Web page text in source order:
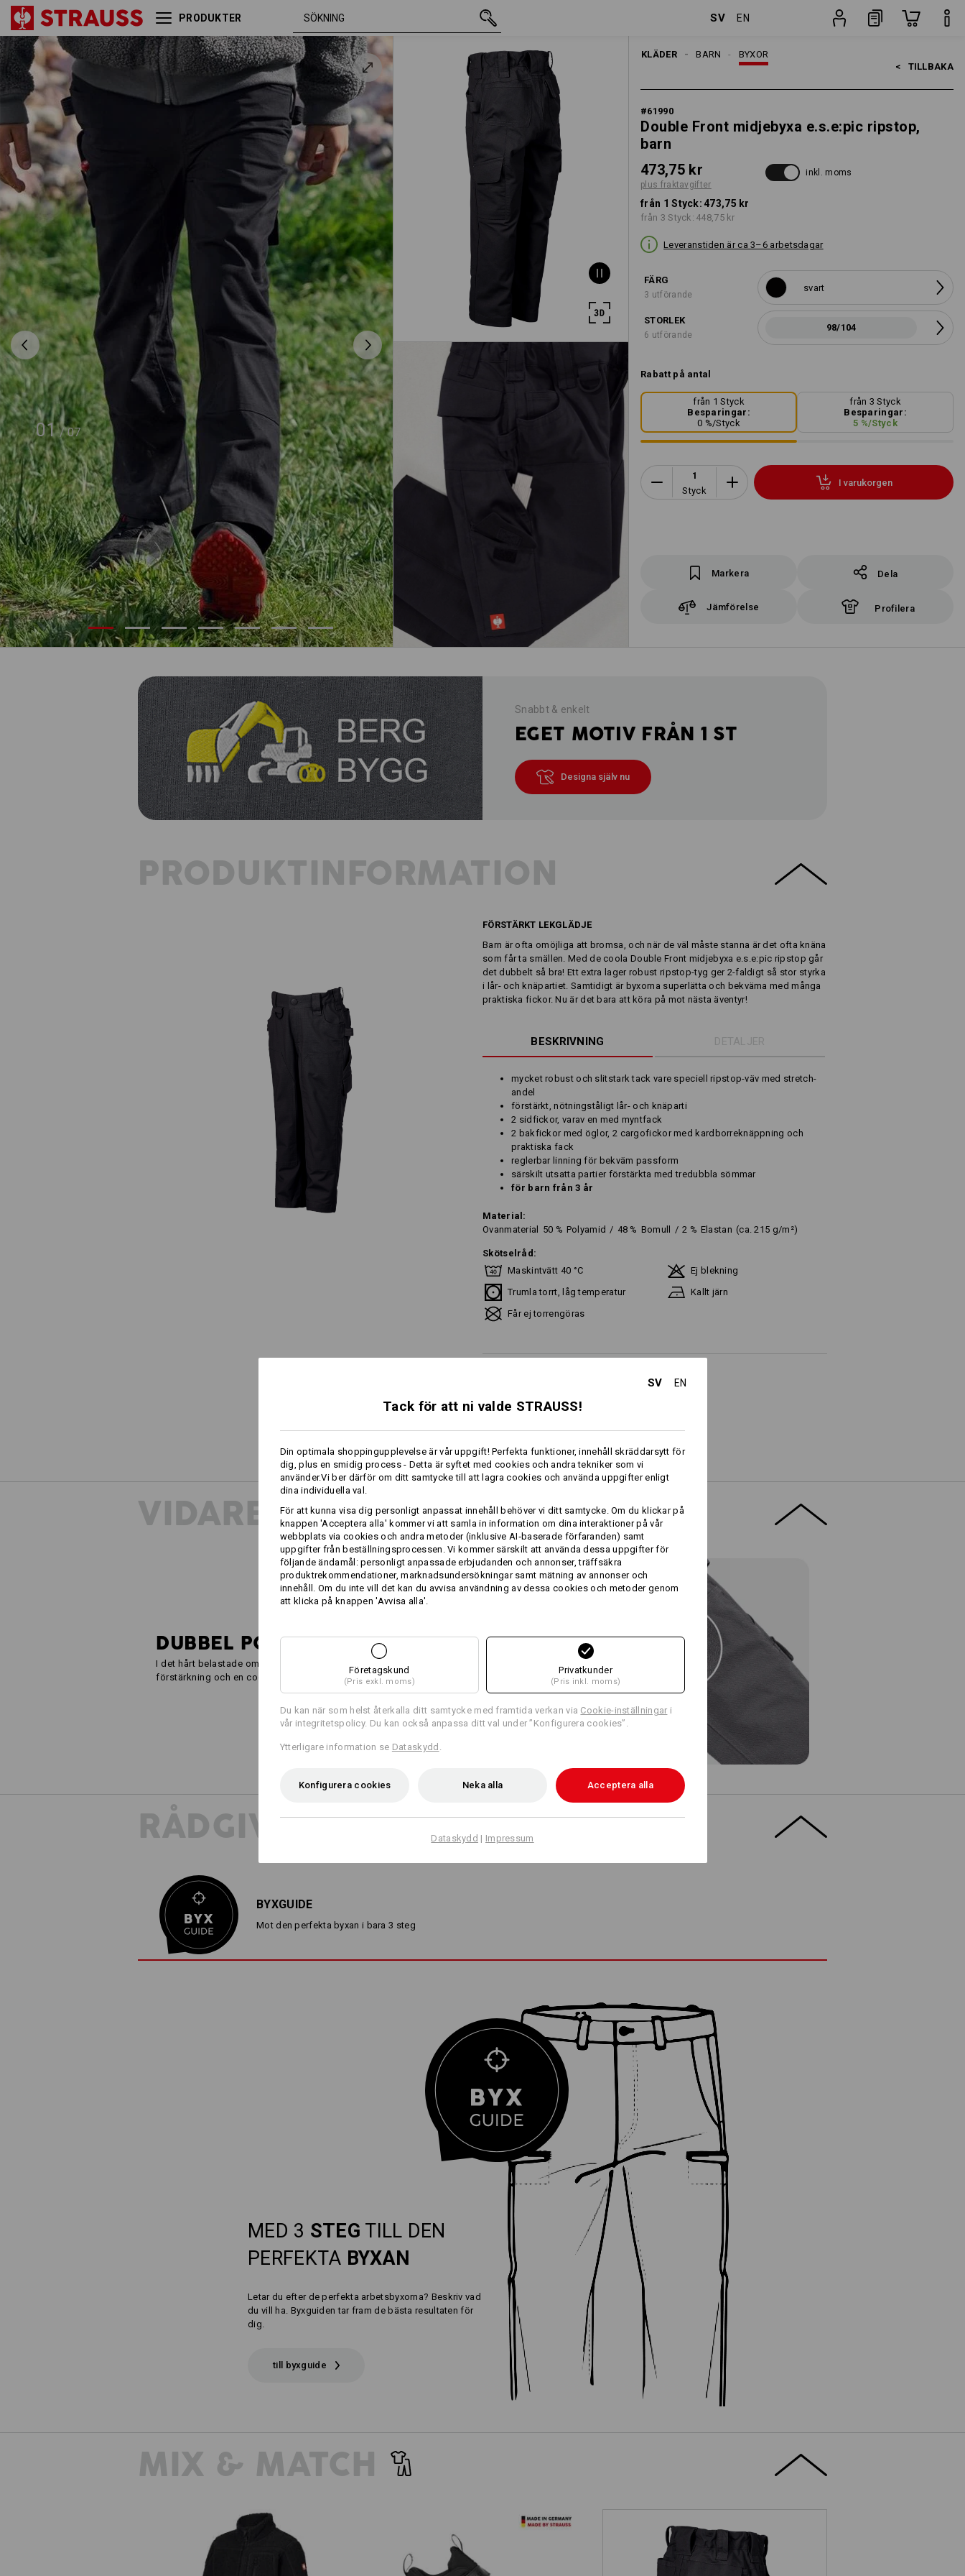
PRODUKTER SV EN
01 / 07
KLÄDER BYXOR
BARN
< TILLBAKA
#61990
Double Front midjebyxa e.s.e:pic ripstop,
barn
473,75 kr
plus fraktavgifter
inkl. moms
från 1 Styck: 473,75 kr
från 3 Styck: 448,75 kr
Leveranstiden är ca 3–6 arbetsdagar
FÄRG
3 utförande
svart
STORLEK
6 utförande
98/104
Rabatt på antal
från 1 Styck
Besparingar:
0 %/Styck
från 3 Styck
Besparingar:
5 %/Styck
Styck
I varukorgen
Markera Dela
Jämförelse Profilera
Double Front midjebyxa
e.s.e:pic ripstop, barn
svart 98/104 473,75 kr
Snabbt & enkelt
EGET MOTIV FRÅN 1 ST
Designa själv nu
PRODUKTINFORMATION
FÖRSTÄRKT LEKGLÄDJE
Barn är ofta omöjliga att bromsa, och när de väl måste stanna är det ofta knäna
som får ta smällen. Med de coola Double Front midjebyxa e.s.e:pic ripstop går
det dubbelt så bra! Ett extra lager robust ripstop-tyg ger 2-faldigt så stor styrka
i lår- och knäpartiet. Samtidigt är byxorna superlätta och bekväma med många
praktiska fickor. Nu är det bara att köra på mot nästa äventyr!
BESKRIVNING DETALJER
mycket robust och slitstark tack vare speciell ripstop-väv med stretch-
andel
förstärkt, nötningståligt lår- och knäparti
2 sidfickor, varav en med myntfack
2 bakfickor med öglor, 2 cargofickor med kardborreknäppning och
praktiska fack
reglerbar linning för bekväm passform
särskilt utsatta partier förstärkta med tredubbla sömmar
för barn från 3 år
Material:
Ovanmaterial
50 % Polyamid / 48 % Bomull / 2 % Elastan (ca. 215 g/m²)
Skötselråd:
Maskintvätt 40 °C
Ej blekning
Trumla torrt, låg temperatur
Kallt järn
Får ej torrengöras
Profilering:
mer
VIDARE INFORMATION
DUBBEL POWER
I det hårt belastade området runt lår och knä ger ett extra lager tyg
förstärkning och en cool, autentisk look.
RÅDGIVNING
BYXGUIDE
Mot den perfekta byxan i bara 3 steg
MED 3 STEG TILL DEN
PERFEKTA BYXAN
Letar du efter de perfekta arbetsbyxorna? Beskriv vad
du vill ha. Byxguiden tar fram de bästa resultaten för
dig.
till byxguide
MIX & MATCH
SV EN
Tack för att ni valde STRAUSS!
Din optimala shoppingupplevelse är vår uppgift! Perfekta funktioner, innehåll skräddarsytt för
dig, plus en smidig process - Detta är syftet med cookies och andra tekniker som vi
använder.Vi ber därför om ditt samtycke till att lagra cookies och använda uppgifter enligt
dina individuella val.
För att kunna visa dig personligt anpassat innehåll behöver vi ditt samtycke. Om du klickar på
knappen 'Acceptera alla' kommer vi att samla in information om dina interaktioner på vår
webbplats via cookies och andra metoder (inklusive AI‑baserade förfaranden) samt
uppgifter från beställningsprocessen. Vi kommer särskilt att använda dessa uppgifter för
följande ändamål: personligt anpassade erbjudanden och annonser, träffsäkra
produktrekommendationer, marknadsundersökningar samt mätning av annonser och
innehåll. Om du inte vill det kan du avvisa användning av dessa cookies och metoder genom
att klicka på knappen 'Avvisa alla'.
Företagskund
(Pris exkl. moms)
Privatkunder
(Pris inkl. moms)
Du kan när som helst återkalla ditt samtycke med framtida verkan via Cookie-inställningar i
vår integritetspolicy. Du kan också anpassa ditt val under ”Konfigurera cookies”.
Ytterligare information se Dataskydd
Konfigurera cookies Neka alla Acceptera alla
Dataskydd | Impressum